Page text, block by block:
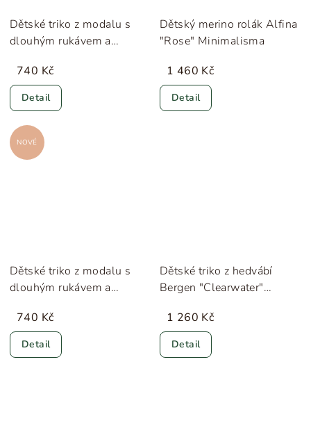
Dětské triko z modalu s
dlouhým rukávem a
MarMar
740 Kč
Detail
Dětský merino rolák Alfina
"Rose" Minimalisma
1 460 Kč
Detail
NOVÉ
Dětské triko z modalu s
dlouhým rukávem a
740 Kč
Detail
Dětské triko z hedvábí
Bergen "Clearwater"
1 260 Kč
Detail